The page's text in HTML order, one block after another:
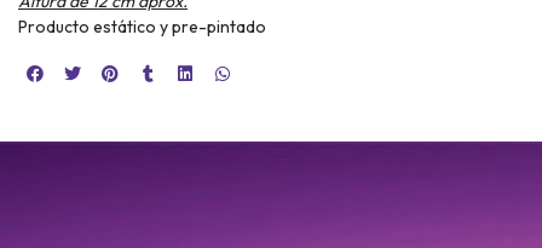
Producto estático y pre-pintado